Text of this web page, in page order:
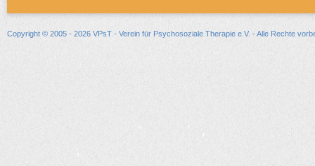
Copyright © 2005 - 2026 VPsT - Verein für Psychosoziale Therapie e.V. - Alle Rechte